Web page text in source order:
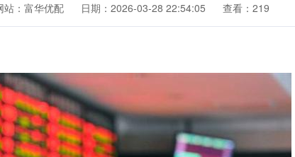
站：富华优配 日期：2026-03-28 22:54:05 查看：219